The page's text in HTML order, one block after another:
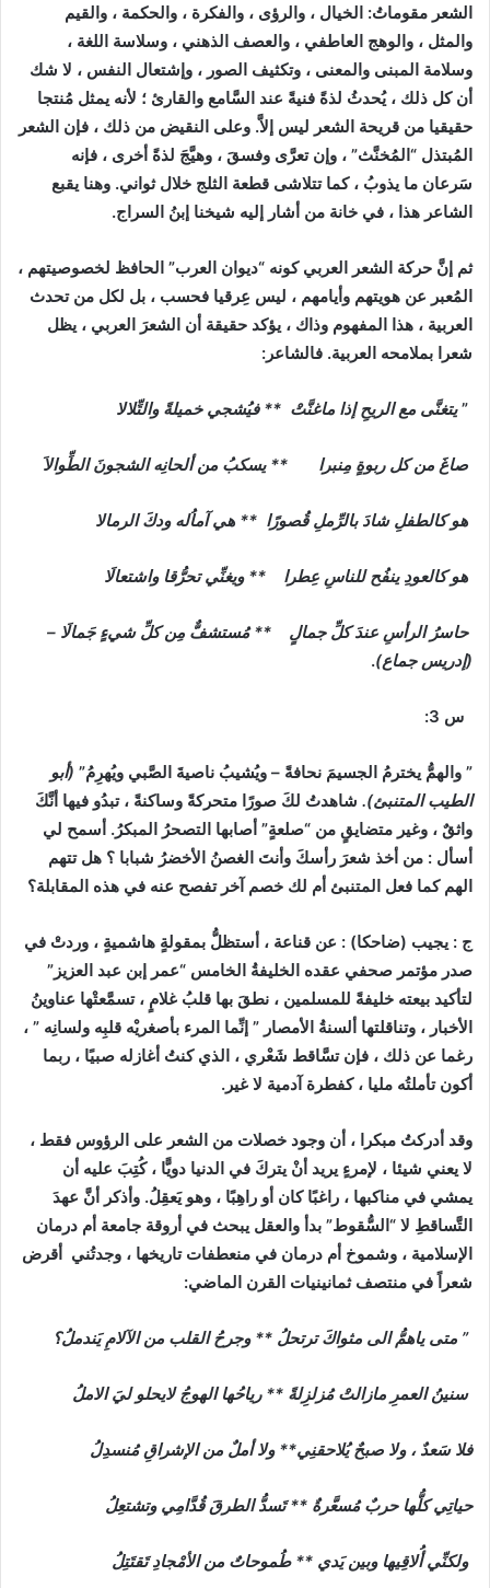
الشعر مقوماتُ: الخيال ، والرؤى ، والفكرة ، والحكمة ، والقيم
والمثل ، والوهج العاطفي ، والعصف الذهني ، وسلاسة اللغة ،
وسلامة المبنى والمعنى ، وتكثيف الصور ، وإشتعال النفس ، لا شك
أن كل ذلك ، يُحدثُ لذةً فنيةً عند السَّامع والقارئ ؛ لأنه يمثل مُنتجا
حقيقيا من قريحة الشعر ليس إلاَّ. وعلى النقيض من ذلك ، فإن الشعر
المُبتذل “المُخنَّث” ، وإن تعرَّى وفسقَ ، وهيَّجَ لذةً أخرى ، فإنه
سَرعان ما يذوبُ ، كما تتلاشى قطعة الثلج خلال ثواني. وهنا يقبع
الشاعر هذا ، في خانة من أشار إليه شيخنا إبنُ السراج.
ثم إنَّ حركة الشعر العربي كونه “ديوان العرب” الحافظ لخصوصيتهم ،
المُعبر عن هويتهم وأيامهم ، ليس عِرقيا فحسب ، بل لكل من تحدث
العربية ، هذا المفهوم وذاك ، يؤكد حقيقة أن الشعرَ العربي ، يظل
شعرا بملامحه العربية. فالشاعر:
”يتغنَّى مع الريحِ إذا ماغنَّتْ ** فيُشجي خميلةً والتِّلالا
صاغَ من كل ربوةٍ مِنبرا ** يسكبُ من ألحانِه الشجونَ الطِّوالاَ
هو كالطفلِ شادَ بالرِّملِ قُصورًا ** هي آماُله ودكَ الرمالا
هو كالعودِ ينفُح للناسِ عِطرا ** ويغنِّي تحرُّقا واشتعالَا
حاسرُ الرأسِ عندَ كلِّ جمالٍ ** مُستشفٌّ مِن كلِّ شيءٍ جَمالَا –
(إدريس جماع).
س 3:
” والهمُّ يخترمُ الجسيمَ نحافةً – ويُشيبُ ناصيةَ الصَّبي ويُهرِمُ” (أبو
الطيب المتنبئ). شاهدتُ لكَ صورًا متحركةً وساكنةً ، تبدُو فيها أنَّكَ
واثقٌ ، وغير متضايقٍ من “صلعةٍ” أصابها التصحرُ المبكرُ. أسمح لي
أسأل : من أخذ شعرَ رأسكَ وأنتَ الغصنُ الأخضرُ شبابا ؟ هل تتهم
الهم كما فعل المتنبئ أم لك خصم آخر تفصح عنه في هذه المقابلة؟
ج : يجيب (ضاحكا) : عن قناعة ، أستظلُّ بمقولةٍ هاشميةٍ ، وردتْ في
صدر مؤتمر صحفي عقده الخليفةُ الخامس “عمر إبن عبد العزيز”
لتأكيد بيعته خليفةً للمسلمين ، نطقَ بها قلبُ غلامٍ ، تسمَّعتْها عناوينُ
الأخبار ، وتناقلتها ألسنةُ الأمصار ” إنِّما المرء بأصغريْه قلبِه ولسانِه ” ،
رغما عن ذلك ، فإن تسَّاقط شَعْري ، الذي كنتُ أغازله صبيًا ، ربما
أكون تأملتُه مليا ، كفطرة آدمية لا غير.
وقد أدركتُ مبكرا ، أن وجود خصلات من الشعر على الرؤوس فقط ،
لا يعني شيئا ، لإمرءٍ يريد أنْ يتركَ في الدنيا دويًّا ، كُتِبَ عليه أن
يمشي في مناكبها ، راغبًا كان أو راهِبًا ، وهو يَعقِلُ. وأذكر أنَّ عهدَ
التَّساقطِ لا “السُّقوط” بدأ والعقل يبحث في أروقة جامعة أم درمان
الإسلامية ، وشموخ أم درمان في منعطفات تاريخها ، وجدتُني أقرض
شعراً في منتصف ثمانينيات القرن الماضي:
” متى ياهمُّ الى مثواكَ ترتحلُ ** وجرحُ القلب من الآلامِ يَندملُ؟
سنينُ العمرِ مازالتْ مُزلزِلةً ** رياحُها الهوجُ لايحلو ليَ الاملُ
فلا سَعدٌ ، ولا صبحٌ يُلاحقنِي** ولا أملٌ من الإشراقِ مُنسدِلُ
حياتِي كلُّها حربٌ مُسعَّرةٌ ** تَسدُّ الطرقَ قُدَّامِي وتشتعِلُ
ولكنِّي أُلاقِيها وبين يَدي ** طُموحاتٌ من الأمْجادِ تَقتَتِلُ